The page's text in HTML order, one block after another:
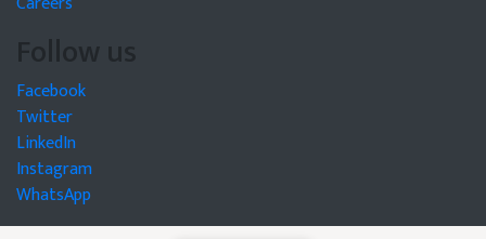
Follow us
Facebook
Twitter
LinkedIn
Instagram
WhatsApp